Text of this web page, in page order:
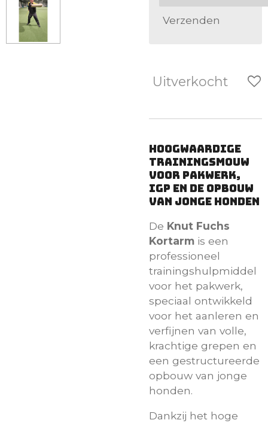
Verzenden
Uitverkocht
Hoogwaardige
trainingsmouw
voor pakwerk,
IGP en de opbouw
van jonge honden
De Knut Fuchs
Kortarm is een
professioneel
trainingshulpmiddel
voor het pakwerk,
speciaal ontwikkeld
voor het aanleren en
verfijnen van volle,
krachtige grepen en
een gestructureerde
opbouw van jonge
honden.
Dankzij het hoge